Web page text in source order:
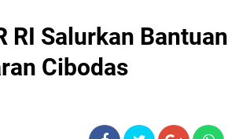
RI Salurkan Bantuan
Cibodas